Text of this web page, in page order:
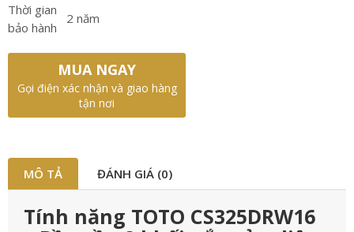
Thời gian
bảo hành
2 năm
MUA NGAY
Gọi điện xác nhận và giao hàng
tận nơi
MÔ TẢ ĐÁNH GIÁ (0)
Tính năng TOTO CS325DRW16